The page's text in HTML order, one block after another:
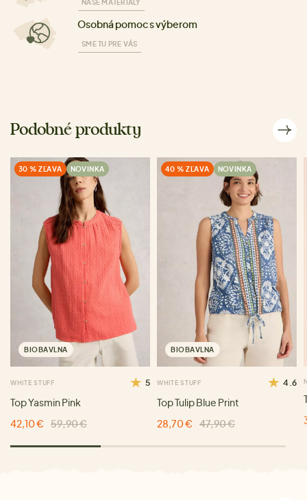
NAŠE MATERIÁLY
Osobná pomoc s výberom
SME TU PRE VÁS
Podobné produkty
30 % ZĽAVA NOVINKA
BIOBAVLNA
WHITE STUFF 5
Top Yasmin Pink
42,10 €
59,90 €
40 % ZĽAVA NOVINKA
BIOBAVLNA
WHITE STUFF 4.6
Top Tulip Blue Print
28,70 €
47,90 €